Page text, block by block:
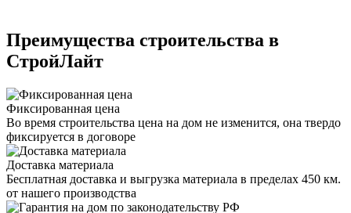
Преимущества строительства в
СтройЛайт
Фиксированная цена
Во время строительства цена на дом не изменится, она твердо
фиксируется в договоре
Доставка материала
Бесплатная доставка и выгрузка материала в пределах 450 км.
от нашего производства